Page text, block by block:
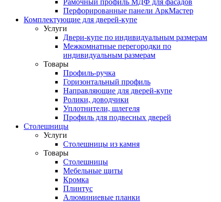
Рамочный профиль МДФ для фасадов
Перфорированные панели АркМастер
Комплектующие для дверей-купе
Услуги
Двери-купе по индивидуальным размерам
Межкомнатные перегородки по
индивидуальным размерам
Товары
Профиль-ручка
Горизонтальный профиль
Направляющие для дверей-купе
Ролики, доводчики
Уплотнители, шлегеля
Профиль для подвесных дверей
Столешницы
Услуги
Столешницы из камня
Товары
Столешницы
Мебельные щиты
Кромка
Плинтус
Алюминиевые планки